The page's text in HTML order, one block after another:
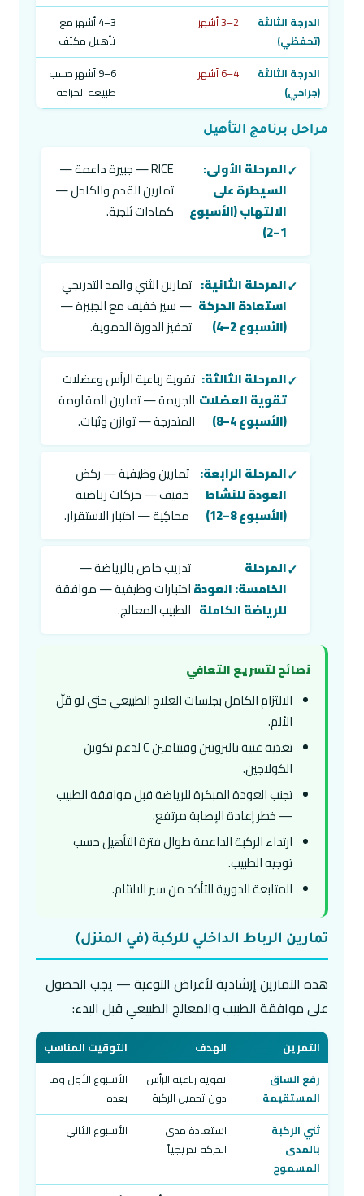
الدرجة الثالثة
(تحفظي)
2–3 أشهر
3–4 أشهر مع
تأهيل مكثف
الدرجة الثالثة
(جراحي)
4–6 أشهر
6–9 أشهر حسب
طبيعة الجراحة
مراحل برنامج التأهيل
المرحلة الأولى:
السيطرة على
الالتهاب (الأسبوع
1–2)
RICE — جبيرة داعمة —
تمارين القدم والكاحل —
كمادات ثلجية.
المرحلة الثانية:
استعادة الحركة
(الأسبوع 2–4)
تمارين الثني والمد التدريجي
— سير خفيف مع الجبيرة —
تحفيز الدورة الدموية.
المرحلة الثالثة:
تقوية العضلات
(الأسبوع 4–8)
تقوية رباعية الرأس وعضلات
الجريمة — تمارين المقاومة
المتدرجة — توازن وثبات.
المرحلة الرابعة:
العودة للنشاط
(الأسبوع 8–12)
تمارين وظيفية — ركض
خفيف — حركات رياضية
محاكِية — اختبار الاستقرار.
المرحلة
الخامسة: العودة
للرياضة الكاملة
تدريب خاص بالرياضة —
اختبارات وظيفية — موافقة
الطبيب المعالج.
نصائح لتسريع التعافي
الالتزام الكامل بجلسات العلاج الطبيعي حتى لو قلّ
الألم.
تغذية غنية بالبروتين وفيتامين C لدعم تكوين
الكولاجين.
تجنب العودة المبكرة للرياضة قبل موافقة الطبيب
— خطر إعادة الإصابة مرتفع.
ارتداء الركبة الداعمة طوال فترة التأهيل حسب
توجيه الطبيب.
المتابعة الدورية للتأكد من سير الالتئام.
تمارين الرباط الداخلي للركبة (في المنزل)
هذه التمارين إرشادية لأغراض التوعية — يجب الحصول
على موافقة الطبيب والمعالج الطبيعي قبل البدء:
التمرين الهدف
التوقيت المناسب
رفع الساق
المستقيمة
تقوية رباعية الرأس
دون تحميل الركبة
الأسبوع الأول وما
بعده
ثني الركبة
بالمدى
المسموح
استعادة مدى
الحركة تدريجياً
الأسبوع الثاني